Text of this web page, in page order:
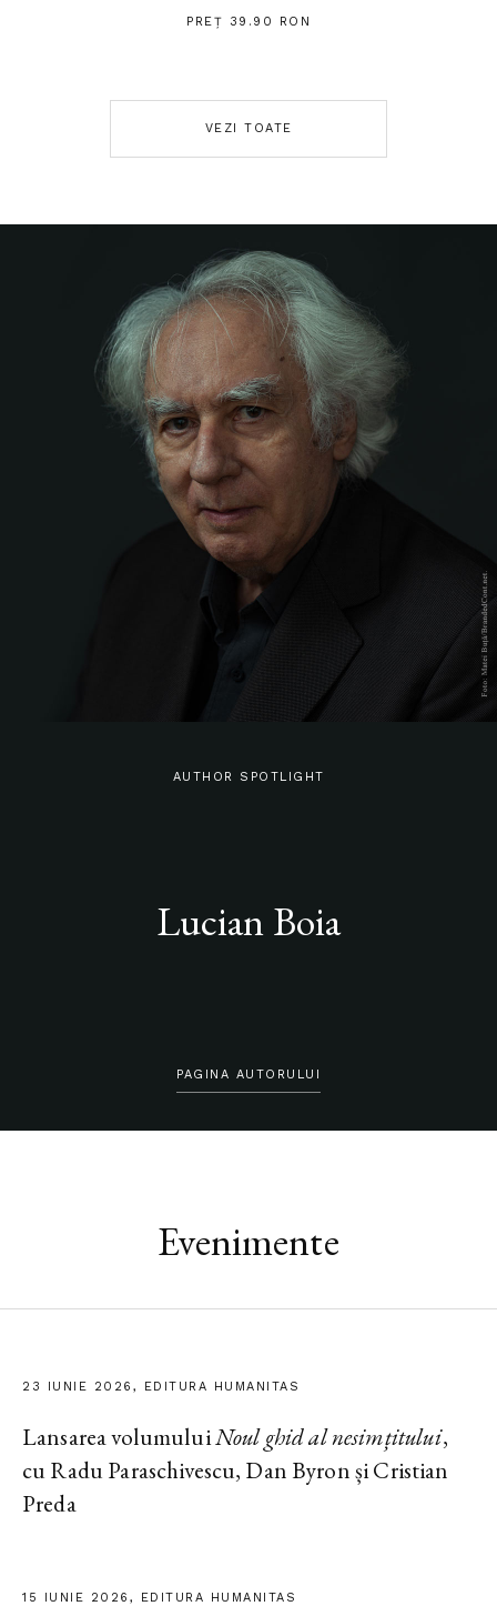
PREȚ 39.90 RON
VEZI TOATE
AUTHOR SPOTLIGHT
Lucian Boia
PAGINA AUTORULUI
Evenimente
23 IUNIE 2026, EDITURA HUMANITAS
Lansarea volumuluiNoul ghid al nesimțitului,
cu Radu Paraschivescu, Dan Byron și Cristian
Preda
15 IUNIE 2026, EDITURA HUMANITAS